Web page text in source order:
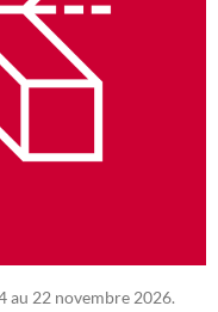
au 22 novembre 2026.